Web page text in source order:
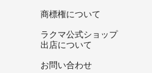
商標権について
ラクマ公式ショップ
出店について
お問い合わせ